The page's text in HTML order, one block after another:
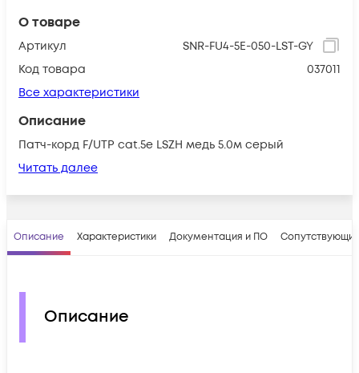
О товаре
Артикул
SNR-FU4-5E-050-LST-GY
Код товара
037011
Все характеристики
Описание
Патч-корд F/UTP cat.5e LSZH медь 5.0м серый
Читать далее
Описание Характеристики Документация и ПО
Описание